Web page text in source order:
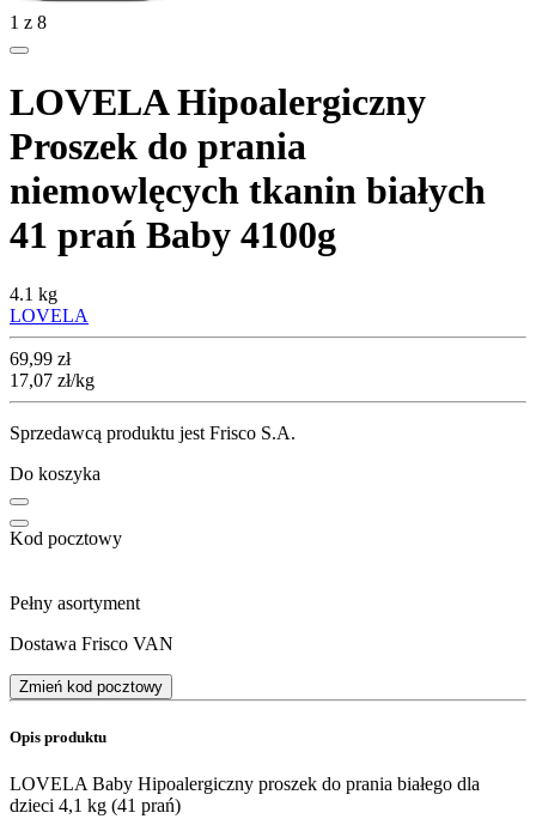
1 z 8
LOVELA Hipoalergiczny
Proszek do prania
niemowlęcych tkanin białych
41 prań Baby 4100g
4.1 kg
LOVELA
Cena
69,99 zł
17,07 zł/kg
Sprzedawcą produktu jest Frisco S.A.
Do koszyka
Kod pocztowy
Pełny asortyment
Dostawa Frisco VAN
Zmień kod pocztowy
Opis produktu
​LOVELA Baby Hipoalergiczny proszek do prania białego dla
dzieci 4,1 kg (41 prań)